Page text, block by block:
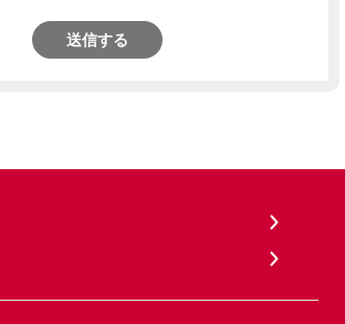
送信する